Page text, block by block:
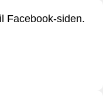
Facebook-siden.